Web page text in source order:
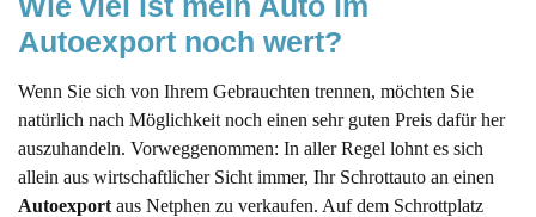
Autoexport noch wert?
Wenn Sie sich von Ihrem Gebrauchten trennen, möchten Sie
natürlich nach Möglichkeit noch einen sehr guten Preis dafür her
auszuhandeln. Vorweggenommen: In aller Regel lohnt es sich
allein aus wirtschaftlicher Sicht immer, Ihr Schrottauto an einen
Autoexport aus Netphen zu verkaufen. Auf dem Schrottplatz